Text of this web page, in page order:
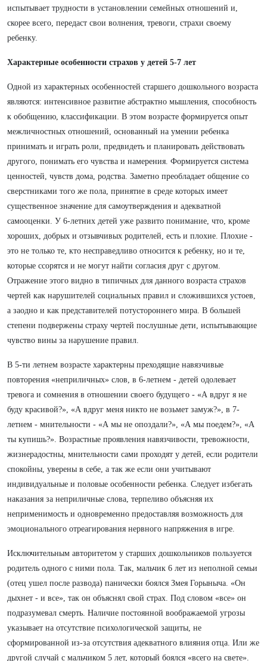
испытывает трудности в установлении семейных отношений и,
скорее всего, передаст свои волнения, тревоги, страхи своему
ребенку.
Характерные особенности страхов у детей 5-7 лет
Одной из характерных особенностей старшего дошкольного возраста
являются: интенсивное развитие абстрактно мышления, способность
к обобщению, классификации. В этом возрасте формируется опыт
межличностных отношений, основанный на умении ребенка
принимать и играть роли, предвидеть и планировать действовать
другого, понимать его чувства и намерения. Формируется система
ценностей, чувств дома, родства. Заметно преобладает общение со
сверстниками того же пола, принятие в среде которых имеет
существенное значение для самоутверждения и адекватной
самооценки. У 6-летних детей уже развито понимание, что, кроме
хороших, добрых и отзывчивых родителей, есть и плохие. Плохие -
это не только те, кто несправедливо относится к ребенку, но и те,
которые ссорятся и не могут найти согласия друг с другом.
Отражение этого видно в типичных для данного возраста страхов
чертей как нарушителей социальных правил и сложившихся устоев,
а заодно и как представителей потустороннего мира. В большей
степени подвержены страху чертей послушные дети, испытывающие
чувство вины за нарушение правил.
В 5-ти летнем возрасте характерны преходящие навязчивые
повторения «неприличных» слов, в 6-летнем - детей одолевает
тревога и сомнения в отношении своего будущего - «А вдруг я не
буду красивой?», «А вдруг меня никто не возьмет замуж?», в 7-
летнем - мнительности - «А мы не опоздали?», «А мы поедем?», «А
ты купишь?». Возрастные проявления навязчивости, тревожности,
жизнерадостны, мнительности сами проходят у детей, если родители
спокойны, уверены в себе, а так же если они учитывают
индивидуальные и половые особенности ребенка. Следует избегать
наказания за неприличные слова, терпеливо объясняя их
неприменимость и одновременно предоставляя возможность для
эмоционального отреагирования нервного напряжения в игре.
Исключительным авторитетом у старших дошкольников пользуется
родитель одного с ними пола. Так, мальчик 6 лет из неполной семьи
(отец ушел после развода) панически боялся Змея Горыныча. «Он
дыхнет - и все», так он объяснял свой страх. Под словом «все» он
подразумевал смерть. Наличие постоянной воображаемой угрозы
указывает на отсутствие психологической защиты, не
сформированной из-за отсутствия адекватного влияния отца. Или же
другой случай с мальчиком 5 лет, который боялся «всего на свете».